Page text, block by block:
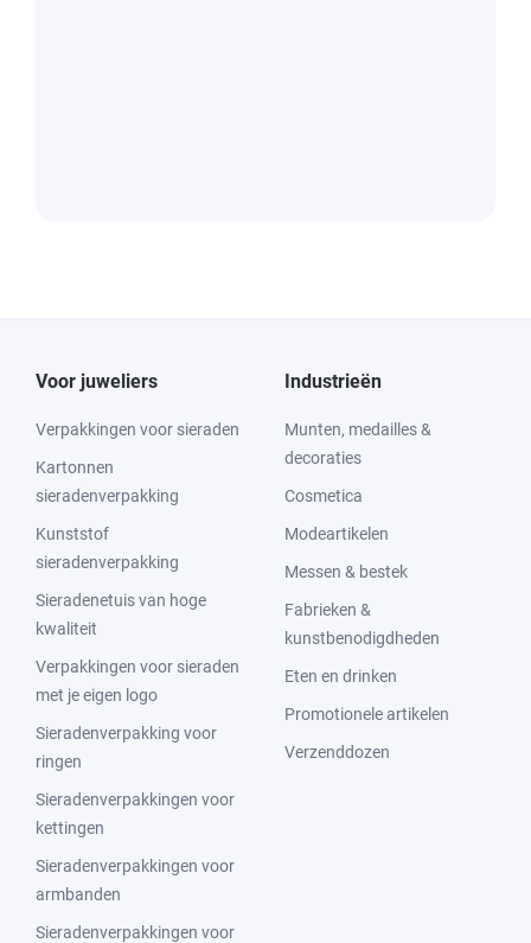
Voor juweliers
Verpakkingen voor sieraden
Kartonnen
sieradenverpakking
Kunststof
sieradenverpakking
Sieradenetuis van hoge
kwaliteit
Verpakkingen voor sieraden
met je eigen logo
Sieradenverpakking voor
ringen
Sieradenverpakkingen voor
kettingen
Sieradenverpakkingen voor
armbanden
Sieradenverpakkingen voor
Industrieën
Munten, medailles &
decoraties
Cosmetica
Modeartikelen
Messen & bestek
Fabrieken &
kunstbenodigdheden
Eten en drinken
Promotionele artikelen
Verzenddozen